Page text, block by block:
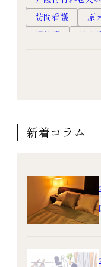
訪問看護
原
慢性期
終末
機能訓練
老人ホーム
新着コラム